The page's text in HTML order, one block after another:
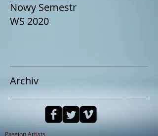
Nowy Semestr
WS 2020
Archiv
Passion Artists